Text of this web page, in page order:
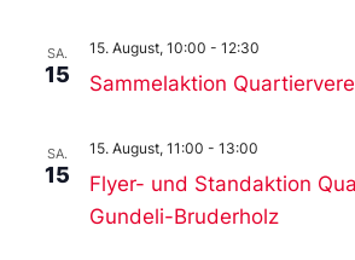
SA.
15 Sammelaktion
15. August, 10:00 - 12:30
SA.
15
Flyer- und Standaktion
Gundeli-Bruderholz
15. August, 11:00 - 13:00